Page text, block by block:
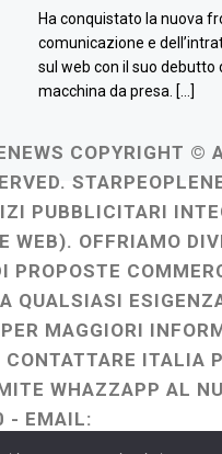
Ha conquistato la nuova
comunicazione e
sul web con il suo debutto
macchina da presa. […]
COPYRIGHT ©
PUBBLICITARI
WEB). OFFRIAMO
PROPOSTE
QUALSIASI
MAGGIORI
ITALIA
WHAZZAPP AL
- EMAIL: